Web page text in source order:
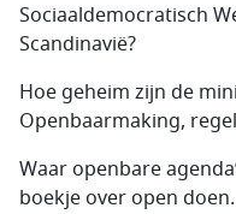
Sociaaldemocratisch
Scandinavië?
Hoe geheim zijn de
Openbaarmaking,
Waar openbare
boekje over open doen.